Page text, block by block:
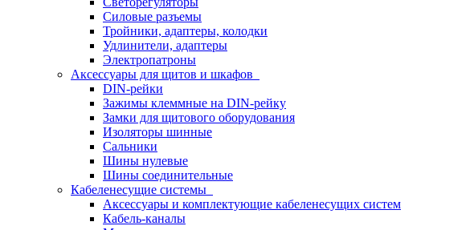
Силовые разъемы
Тройники, адаптеры, колодки
Удлинители, адаптеры
Электропатроны
Аксессуары для щитов и шкафов
DIN-рейки
Зажимы клеммные на DIN-рейку
Замки для щитового оборудования
Изоляторы шинные
Сальники
Шины нулевые
Шины соединительные
Кабеленесущие системы
Аксессуары и комплектующие кабеленесущих систем
Кабель-каналы